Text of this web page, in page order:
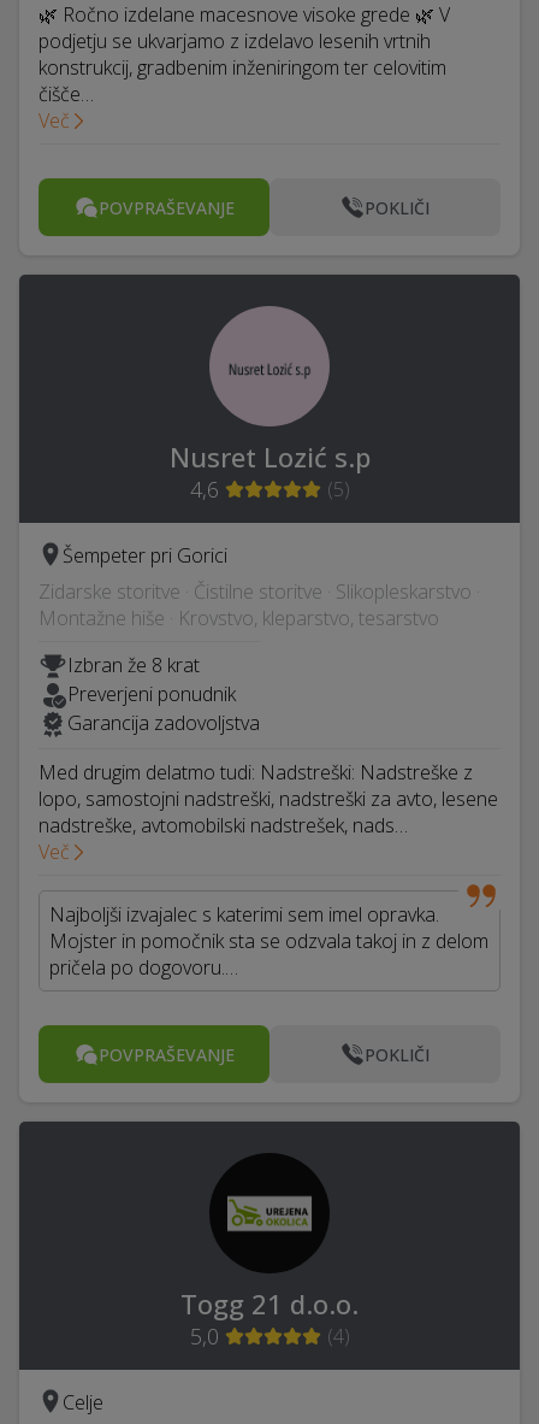
🌿 Ročno izdelane macesnove visoke grede 🌿 V
podjetju se ukvarjamo z izdelavo lesenih vrtnih
konstrukcij, gradbenim inženiringom ter celovitim
čišče…
Več
POVPRAŠEVANJE POKLIČI
Nusret Lozić s.p
4,6 (5)
Šempeter pri Gorici
Zidarske storitve · Čistilne storitve · Slikopleskarstvo ·
Montažne hiše · Krovstvo, kleparstvo, tesarstvo
Izbran že 8 krat
Preverjeni ponudnik
Garancija zadovoljstva
Med drugim delatmo tudi: Nadstreški: Nadstreške z
lopo, samostojni nadstreški, nadstreški za avto, lesene
nadstreške, avtomobilski nadstrešek, nads…
Več
Najboljši izvajalec s katerimi sem imel opravka.
Mojster in pomočnik sta se odzvala takoj in z delom
pričela po dogovoru.…
POVPRAŠEVANJE POKLIČI
Togg 21 d.o.o.
5,0 (4)
Celje